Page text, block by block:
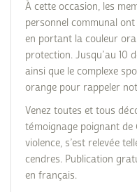
À cette occasion, les
personnel communal
en portant la couleur
protection. Jusqu’au 10
ainsi que le complexe
orange pour rappeler
Venez toutes et tous
témoignage poignant de
violence, s’est relevée
cendres. Publication
en français.